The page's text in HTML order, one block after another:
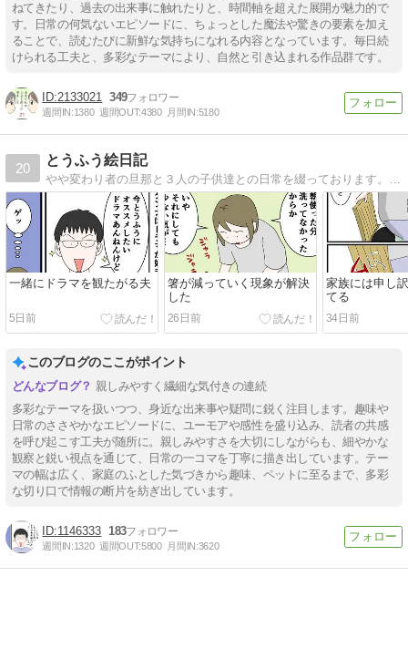
ねてきたり、過去の出来事に触れたりと、時間軸を超えた展開が魅力的で
す。日常の何気ないエピソードに、ちょっとした魔法や驚きの要素を加え
ることで、読むたびに新鮮な気持ちになれる内容となっています。毎日続
けられる工夫と、多彩なテーマにより、自然と引き込まれる作品群です。
2133021 349
週間IN:1380 週間OUT:4380 月間IN:5180
20
とうふう絵日記
一緒にドラマを観たがる夫
5日前
箸が減っていく現象が解決
した
26日前
家族には申し
てる
34日前
このブログのここがポイント
親しみやすく繊細な気付きの連続
多彩なテーマを扱いつつ、身近な出来事や疑問に鋭く注目します。趣味や
日常のささやかなエピソードに、ユーモアや感性を盛り込み、読者の共感
を呼び起こす工夫が随所に。親しみやすさを大切にしながらも、細やかな
観察と鋭い視点を通じて、日常の一コマを丁寧に描き出しています。テー
マの幅は広く、家庭のふとした気づきから趣味、ペットに至るまで、多彩
な切り口で情報の断片を紡ぎ出しています。
1146333 183
週間IN:1320 週間OUT:5800 月間IN:3620